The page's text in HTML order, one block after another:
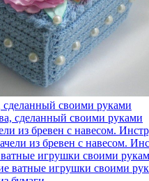
сделанный своими руками
из бревен с навесом.
игрушки своими